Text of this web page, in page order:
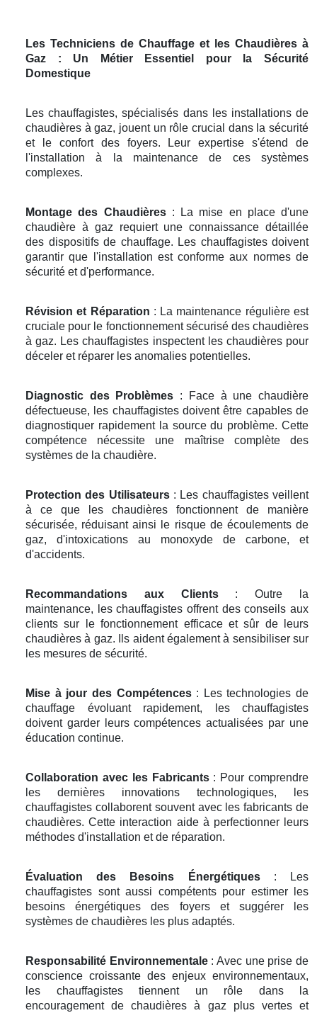
Les Techniciens de Chauffage et les Chaudières à
Gaz : Un Métier Essentiel pour la Sécurité
Domestique
Les chauffagistes, spécialisés dans les installations de
chaudières à gaz, jouent un rôle crucial dans la sécurité
et le confort des foyers. Leur expertise s'étend de
l'installation à la maintenance de ces systèmes
complexes.
Montage des Chaudières: La mise en place d'une
chaudière à gaz requiert une connaissance détaillée
des dispositifs de chauffage. Les chauffagistes doivent
garantir que l'installation est conforme aux normes de
sécurité et d'performance.
Révision et Réparation : La maintenance régulière est
cruciale pour le fonctionnement sécurisé des chaudières
à gaz. Les chauffagistes inspectent les chaudières pour
déceler et réparer les anomalies potentielles.
Diagnostic des Problèmes : Face à une chaudière
défectueuse, les chauffagistes doivent être capables de
diagnostiquer rapidement la source du problème. Cette
compétence nécessite une maîtrise complète des
systèmes de la chaudière.
Protection des Utilisateurs: Les chauffagistes veillent
à ce que les chaudières fonctionnent de manière
sécurisée, réduisant ainsi le risque de écoulements de
gaz, d'intoxications au monoxyde de carbone, et
d'accidents.
Recommandations aux Clients: Outre la
maintenance, les chauffagistes offrent des conseils aux
clients sur le fonctionnement efficace et sûr de leurs
chaudières à gaz. Ils aident également à sensibiliser sur
les mesures de sécurité.
Mise à jour des Compétences: Les technologies de
chauffage évoluant rapidement, les chauffagistes
doivent garder leurs compétences actualisées par une
éducation continue.
Collaboration avec les Fabricants: Pour comprendre
les dernières innovations technologiques, les
chauffagistes collaborent souvent avec les fabricants de
chaudières. Cette interaction aide à perfectionner leurs
méthodes d'installation et de réparation.
Évaluation des Besoins Énergétiques: Les
chauffagistes sont aussi compétents pour estimer les
besoins énergétiques des foyers et suggérer les
systèmes de chaudières les plus adaptés.
Responsabilité Environnementale: Avec une prise de
conscience croissante des enjeux environnementaux,
les chauffagistes tiennent un rôle dans la
encouragement de chaudières à gaz plus vertes et